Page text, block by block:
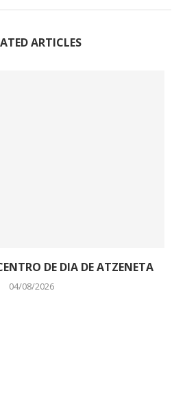
ARTICLES
DE DIA DE ATZENETA
04/08/2026